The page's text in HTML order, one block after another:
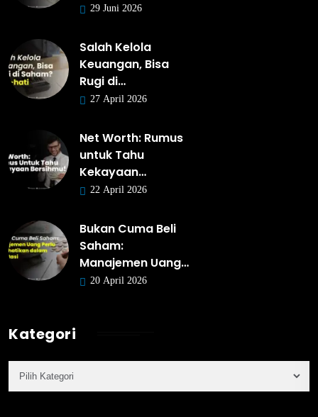
29 Juni 2026
Salah Kelola
Keuangan, Bisa
Rugi di…
27 April 2026
Net Worth: Rumus
untuk Tahu
Kekayaan…
22 April 2026
Bukan Cuma Beli
Saham:
Manajemen Uang…
20 April 2026
Kategori